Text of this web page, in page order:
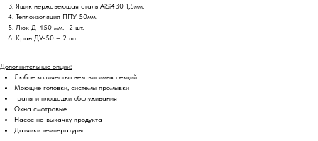
Ящик нержавеющая сталь AiSi430 1,5мм.
Теплоизоляция ППУ 50мм.
Люк Д-450 мм.- 2 шт.
Кран ДУ-50 – 2 шт.
Дополнительные опции:
Любое количество независимых секций
Моющие головки, системы промывки
Трапы и площадки обслуживания
Окна смотровые
Насос на выкачку продукта
Датчики температуры